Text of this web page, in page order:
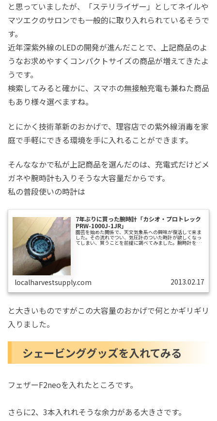
と思っていましたが、「ステリライザー」としてネイルや
マツエクのサロンでも一般的に取り入れられているそうで
す。
近年深紫外線のLEDの開発が進んだことで、上記商品のよ
うなお求めやすくコンパクトサイズの商品が増えてきたよ
うです。
検索してみると確かに、スマホの無接触充電も兼ねた商品
もあり様々選べますね。
とにかく技術革新のおかげで、理容店での紫外線消毒を家
庭で手軽にできる環境を手に入れることができます。
そんななかで私が上記商品を選んだのは、充電式だけどメ
ガネや腕時計も入りそうな大容量だからです。
私の普段使いの時計は
7年ぶりに買った腕時計「カシオ・プロトレック
PRW-1000J-1JR」
園芸を始めた関係で、天文気象系への興味が復活して来ま
した。その流れでつい、気圧計のついた時計が欲しくなっ
てしまい、買うことを前提に調べてみました。腕時計を買
デカさにビックリ！これだったら...
localharvestsupply.com 2013.02.17
と大きいものですがこの大容量のおかげで何とかギリギリ
入りました。
シェービンググッズを入れてみる
フェザーF2neoを入れたところです。
さらに2、3本入れれそうな余力がある大きさです。